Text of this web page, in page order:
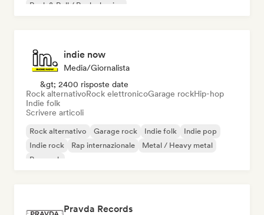
Rock & Roll / Rock classico
indie now
Media/Giornalista
&gt; 2400 risposte date
Rock alternativoRock elettronicoGarage rockHip-hop
Indie folk
Scrivere articoli
Rock alternativo Garage rock Indie folk
Indie pop
Indie rock
Rap internazionale
Metal / Heavy metal
Pop rock
Pravda Records